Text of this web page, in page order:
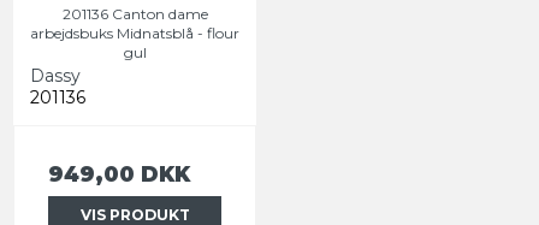
201136 Canton dame
arbejdsbuks Midnatsblå - flour
gul
Dassy
201136
949,00 DKK
VIS PRODUKT